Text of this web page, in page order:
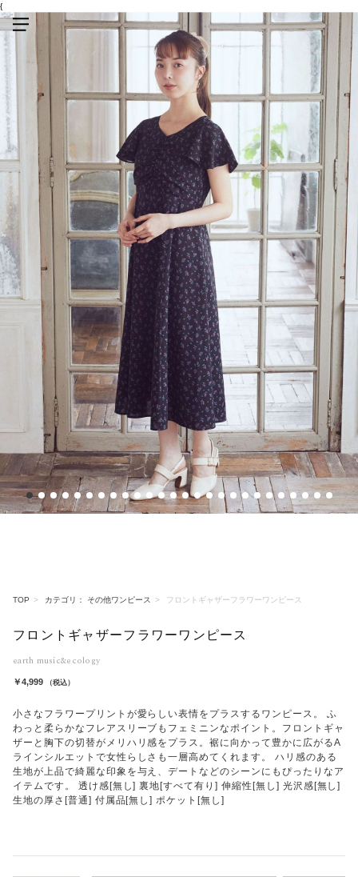
{
TOP カテゴリ： その他ワンピース フロントギャザーフラワーワンピース
フロントギャザーフラワーワンピース
earth music&ecology
￥4,999 （税込）
小さなフラワープリントが愛らしい表情をプラスするワンピース。 ふ
わっと柔らかなフレアスリーブもフェミニンなポイント。フロントギャ
ザーと胸下の切替がメリハリ感をプラス。裾に向かって豊かに広がるA
ラインシルエットで女性らしさも一層高めてくれます。 ハリ感のある
生地が上品で綺麗な印象を与え、デートなどのシーンにもぴったりなア
イテムです。 透け感[無し] 裏地[すべて有り] 伸縮性[無し] 光沢感[無し]
生地の厚さ[普通] 付属品[無し] ポケット[無し]
1 2 3 4 5 6 7 8 9 10 11 12 13 14 15 16 17 18 19 20 21 22 23 24 25 26